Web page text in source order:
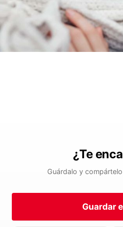
¿Te
Guárdalo y
Guardar